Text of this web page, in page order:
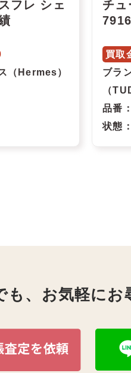
フレ シェ
（Hermes）
チュ
買取
ブラ
（
品番
状態
、お気軽にお